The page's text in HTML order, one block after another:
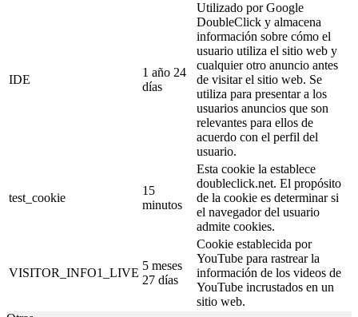
IDE
1 año 24
días
Utilizado por Google
DoubleClick y almacena
información sobre cómo el
usuario utiliza el sitio web y
cualquier otro anuncio antes
de visitar el sitio web. Se
utiliza para presentar a los
usuarios anuncios que son
relevantes para ellos de
acuerdo con el perfil del
usuario.
test_cookie
15
minutos
Esta cookie la establece
doubleclick.net. El propósito
de la cookie es determinar si
el navegador del usuario
admite cookies.
VISITOR_INFO1_LIVE
5 meses
27 días
Cookie establecida por
YouTube para rastrear la
información de los videos de
YouTube incrustados en un
sitio web.